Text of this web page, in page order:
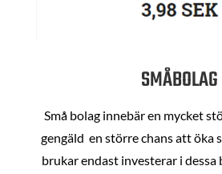
SMÅBOLAG
Små bolag innebär en mycket
gengäld en större chans att öka
brukar endast investerar i dessa